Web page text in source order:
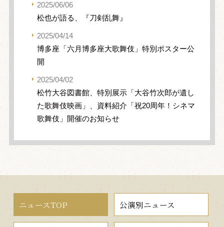
2025/06/06
松也が語る、『刀剣乱舞』
2025/04/14
博多座「六月博多座大歌舞伎」特別ポスター公
開
2025/04/02
松竹大谷図書館、特別展示「大谷竹次郎が遺し
た歌舞伎映画」、資料紹介「祝20周年！シネマ
歌舞伎」開催のお知らせ
ニュースTOP 公演別ニュース